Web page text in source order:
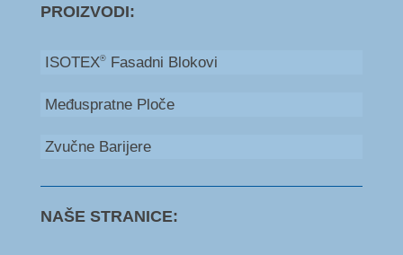
PROIZVODI:
ISOTEX®Fasadni Blokovi
Međuspratne Ploče
Zvučne Barijere
NAŠE STRANICE: